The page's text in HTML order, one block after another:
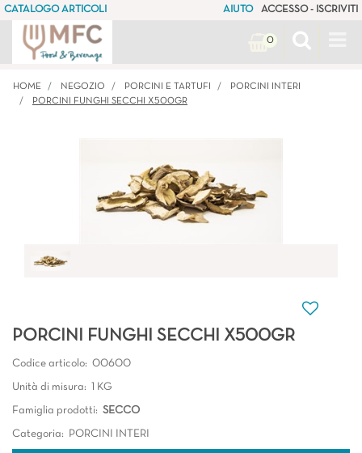
CATALOGO ARTICOLI AIUTO ACCESSO - ISCRIVITI
0
HOME NEGOZIO PORCINI E TARTUFI
PORCINI INTERI
PORCINI FUNGHI SECCHI X500GR
PORCINI FUNGHI SECCHI X500GR
Codice articolo: 00600
Unità di misura: 1 KG
Famiglia prodotti: SECCO
Categoria: PORCINI INTERI